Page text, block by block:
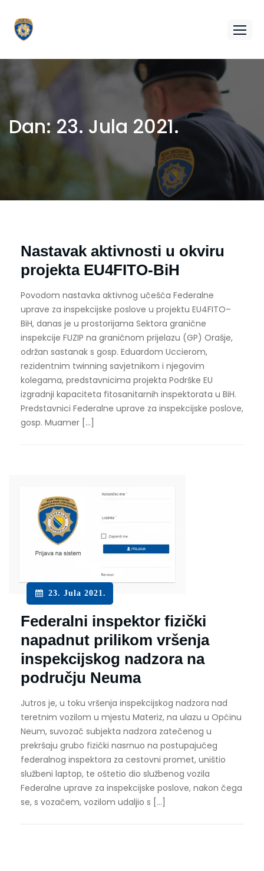
Dan:23. Jula 2021.
Nastavak aktivnosti u okviru
projekta EU4FITO-BiH
Povodom nastavka aktivnog učešća Federalne
uprave za inspekcijske poslove u projektu EU4FITO–
BiH, danas je u prostorijama Sektora granične
inspekcije FUZIP na graničnom prijelazu (GP) Orašje,
održan sastanak s gosp. Eduardom Uccierom,
rezidentnim twinning savjetnikom i njegovim
kolegama, predstavnicima projekta Podrške EU
izgradnji kapaciteta fitosanitarnih inspektorata u BiH.
Predstavnici Federalne uprave za inspekcijske poslove,
gosp. Muamer […]
23. Jula 2021.
Federalni inspektor fizički
napadnut prilikom vršenja
inspekcijskog nadzora na
području Neuma
Jutros je, u toku vršenja inspekcijskog nadzora nad
teretnim vozilom u mjestu Materiz, na ulazu u Općinu
Neum, suvozač subjekta nadzora zatečenog u
prekršaju grubo fizički nasrnuo na postupajućeg
federalnog inspektora za cestovni promet, uništio
službeni laptop, te oštetio dio službenog vozila
Federalne uprave za inspekcijske poslove, nakon čega
se, s vozačem, vozilom udaljio s […]